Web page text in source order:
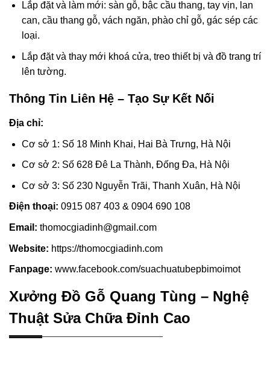
Lắp đặt và làm mới: sàn gỗ, bậc cầu thang, tay vịn, lan
can, cầu thang gỗ, vách ngăn, phào chỉ gỗ, gác sép các
loại.
Lắp đặt và thay mới khoá cửa, treo thiết bị và đồ trang trí
lên tường.
Thông Tin Liên Hệ – Tạo Sự Kết Nối
Địa chỉ:
Cơ sở 1: Số 18 Minh Khai, Hai Bà Trưng, Hà Nội
Cơ sở 2: Số 628 Đê La Thành, Đống Đa, Hà Nội
Cơ sở 3: Số 230 Nguyễn Trãi, Thanh Xuân, Hà Nội
Điện thoại: 0915 087 403 & 0904 690 108
Email: thomocgiadinh@gmail.com
Website: https://thomocgiadinh.com
Fanpage: www.facebook.com/suachuatubepbimoimot
Xưởng Đồ Gỗ Quang Tùng – Nghệ
Thuật Sửa Chữa Đỉnh Cao